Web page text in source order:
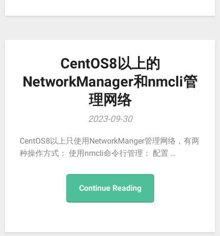
CentOS8以上的
NetworkManager和nmcli管
理网络
2023-09-30
CentOS8以上只使用NetworkManger管理网络，有两
种操作方式： 使用nmcli命令行管理： 配置 …
Continue Reading